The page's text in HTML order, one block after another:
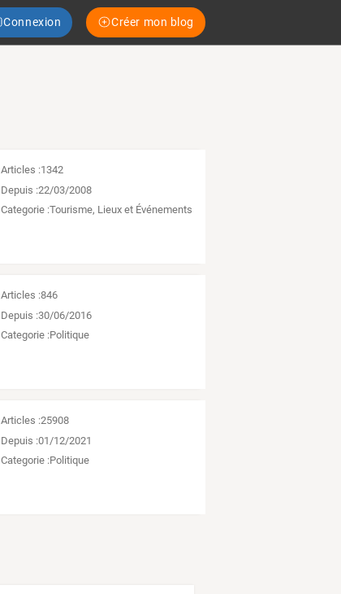
Connexion Créer mon blog
Articles :1342
Depuis :22/03/2008
Categorie :Tourisme, Lieux et Événements
Articles :846
Depuis :30/06/2016
Categorie :Politique
Articles :25908
Depuis :01/12/2021
Categorie :Politique